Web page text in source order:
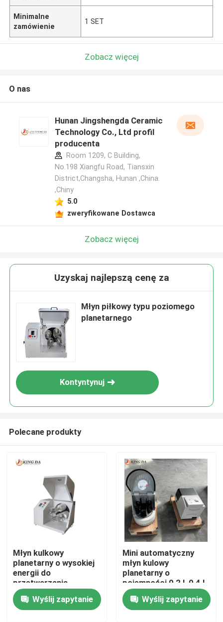
Dom
Produkty
Minimalne
zamówienie
1 SET
Zobacz więcej
O nas
Hunan Jingshengda Ceramic
Technology Co., Ltd profil
producenta
Room 1209, C Building,
No.198 Xiangfu Road, Tiansxin
District,Changsha, Hunan ,China.
,Chiny
5.0
zweryfikowane Dostawca
Zobacz więcej
Uzyskaj najlepszą cenę za
Młyn piłkowy typu poziomego
planetarnego
Kontyntynuj
Polecane produkty
Młyn kulkowy
planetarny o wysokiej
energii do
przetwarzania
materiałów
laboratoryjnych do
szlifowania ultrafinego
Wyślij zapytanie
Mini automatyczny
młyn kulowy
planetarny o
pojemności 0,2 l, 0,4 l
do przygotowywania
nano proszków
Zaawansowane
Wyślij zapytanie